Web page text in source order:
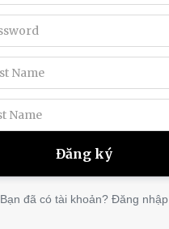
Bạn đã có tài khoản? Đăng nhập